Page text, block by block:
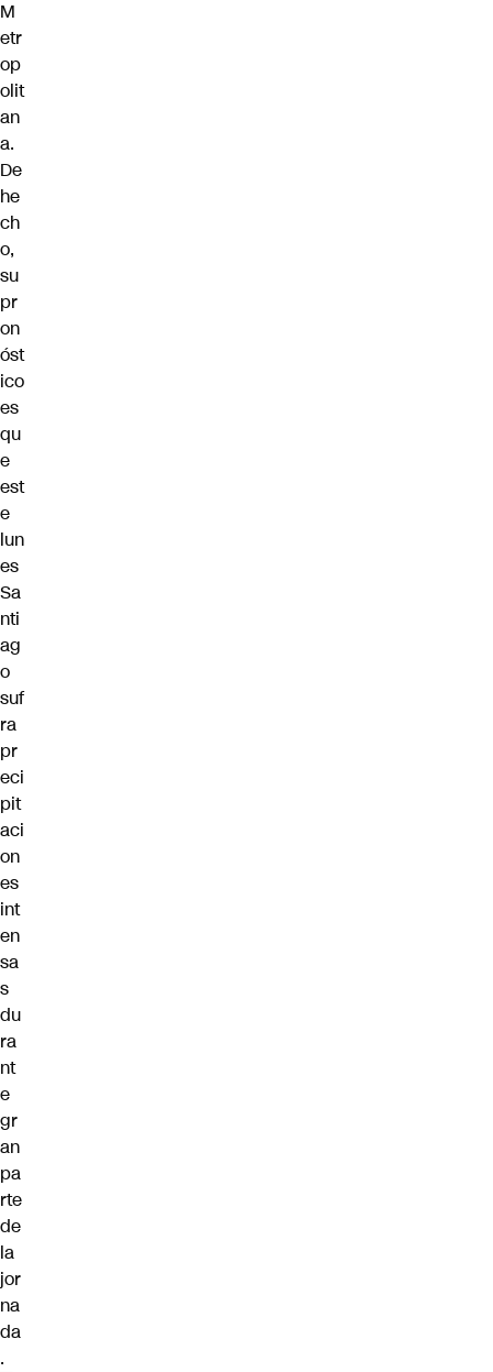
M
etr
op
olit
an
a.
De
he
ch
o,
su
pr
on
óst
ico
es
qu
e
est
e
lun
es
Sa
nti
ag
o
suf
ra
pr
eci
pit
aci
on
es
int
en
sa
s
du
ra
nt
e
gr
an
pa
rte
de
la
jor
na
da
.